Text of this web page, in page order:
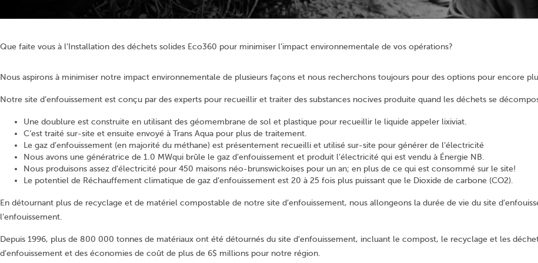
Que faite vous à l’Installation des déchets solides Eco360 pour minimiser l’impact environnementale de vos opérations?
Nous aspirons à minimiser notre impact environnementale de plusieurs façons et nous recherchons toujours pour des options pour encore
Notre site d’enfouissement est conçu par des experts pour recueillir et traiter des substances nocives produite quand les déchets se
Une doublure est construite en utilisant des géomembrane de sol et plastique pour recueillir le liquide appeler lixiviat.
C’est traité sur-site et ensuite envoyé à Trans Aqua pour plus de traitement.
Le gaz d’enfouissement (en majorité du méthane) est présentement recueilli et utilisé sur-site pour générer de l’électricité
Nous avons une génératrice de 1.0 MWqui brûle le gaz d’enfouissement et produit l’électricité qui est vendu à Énergie NB.
Nous produisons assez d’électricité pour 450 maisons néo-brunswickoises pour un an; en plus de ce qui est consommé sur le site!
Le potentiel de Réchauffement climatique de gaz d’enfouissement est 20 à 25 fois plus puissant que le Dioxide de carbone (CO2).
En détournant plus de recyclage et de matériel compostable de notre site d’enfouissement, nous allongeons la durée de vie du site
l’enfouissement.
Depuis 1996, plus de 800 000 tonnes de matériaux ont été détournés du site d’enfouissement, incluant le compost, le recyclage et les
d’enfouissement et des économies de coût de plus de 6$ millions pour notre région.